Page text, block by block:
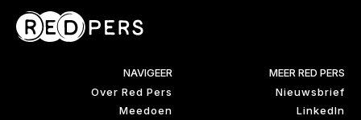
NAVIGEER
Over Red Pers
Meedoen
MEER RED PERS
Nieuwsbrief
LinkedIn